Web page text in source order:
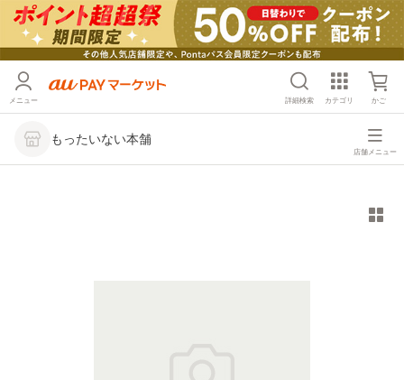
メニュー 詳細検索 カテゴリ かご
もったいない本舗
店舗メニュー